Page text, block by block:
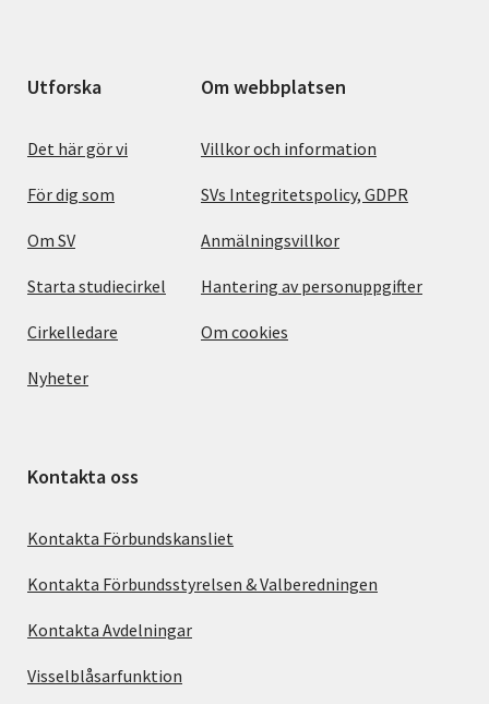
Utforska
Det här gör vi
För dig som
Om SV
Starta studiecirkel
Cirkelledare
Nyheter
Om webbplatsen
Villkor och information
SVs Integritetspolicy, GDPR
Anmälningsvillkor
Hantering av personuppgifter
Om cookies
Kontakta oss
Kontakta Förbundskansliet
Kontakta Förbundsstyrelsen & Valberedningen
Kontakta Avdelningar
Visselblåsarfunktion